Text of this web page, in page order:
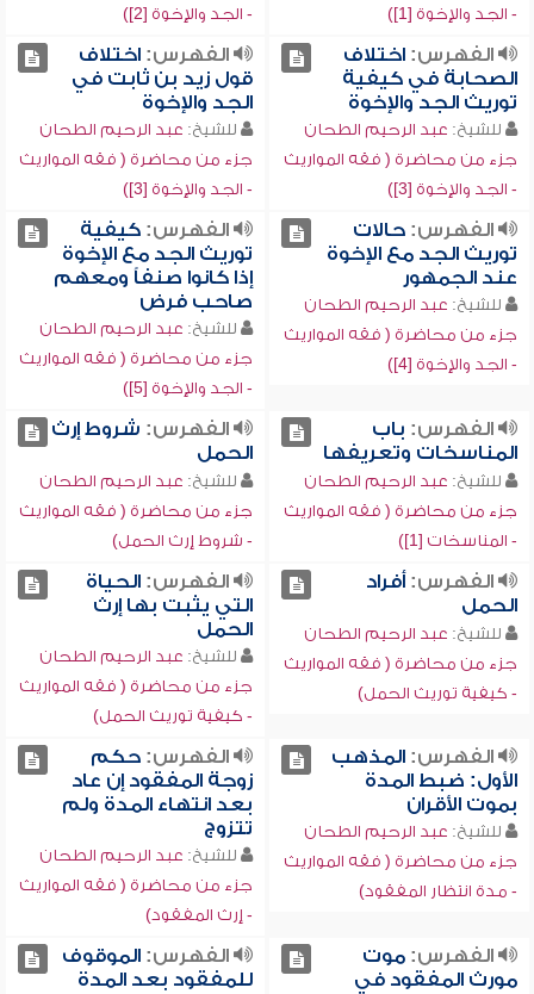
- الجد والإخوة [1])
- الجد والإخوة [2])
الفهرس:اختلاف
الصحابة في كيفية
توريث الجد والإخوة
للشيخ: عبد الرحيم الطحان
جزء من محاضرة ( فقه المواريث
- الجد والإخوة [3])
الفهرس:اختلاف
قول زيد بن ثابت في
الجد والإخوة
للشيخ: عبد الرحيم الطحان
جزء من محاضرة ( فقه المواريث
- الجد والإخوة [3])
الفهرس:حالات
توريث الجد مع الإخوة
عند الجمهور
للشيخ: عبد الرحيم الطحان
جزء من محاضرة ( فقه المواريث
- الجد والإخوة [4])
الفهرس:كيفية
توريث الجد مع الإخوة
إذا كانوا صنفاً ومعهم
صاحب فرض
للشيخ: عبد الرحيم الطحان
جزء من محاضرة ( فقه المواريث
- الجد والإخوة [5])
الفهرس: باب
المناسخات وتعريفها
للشيخ: عبد الرحيم الطحان
جزء من محاضرة ( فقه المواريث
- المناسخات [1])
الفهرس: شروط إرث
الحمل
للشيخ: عبد الرحيم الطحان
جزء من محاضرة ( فقه المواريث
- شروط إرث الحمل)
الفهرس:أفراد
الحمل
للشيخ: عبد الرحيم الطحان
جزء من محاضرة ( فقه المواريث
- كيفية توريث الحمل)
الفهرس:الحياة
التي يثبت بها إرث
الحمل
للشيخ: عبد الرحيم الطحان
جزء من محاضرة ( فقه المواريث
- كيفية توريث الحمل)
الفهرس:المذهب
الأول: ضبط المدة
بموت الأقران
للشيخ: عبد الرحيم الطحان
جزء من محاضرة ( فقه المواريث
- مدة انتظار المفقود)
الفهرس:حكم
زوجة المفقود إن عاد
بعد انتهاء المدة ولم
تتزوج
للشيخ: عبد الرحيم الطحان
جزء من محاضرة ( فقه المواريث
- إرث المفقود)
الفهرس:موت
مورث المفقود في
الفهرس:الموقوف
للمفقود بعد المدة